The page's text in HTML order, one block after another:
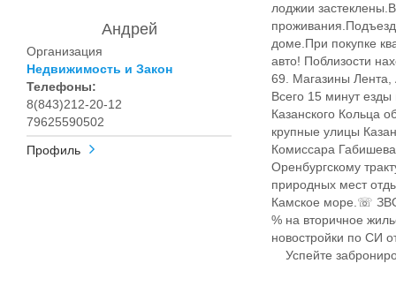
Андрей
Организация
Недвижимость и Закон
Телефоны:
8(843)212-20-12
79625590502
Профиль
лоджии
доме.При покупке
авто! Поблизости
69. Магазины Лента,
Всего 15 минут
Казанского Кольца
крупные улицы
Комиссара
Оренбургскому
природных мест
Камское море.☏​​​​​​​
% на вторичное
новостройки по СИ
Успейте